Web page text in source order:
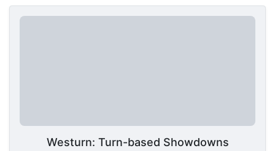
Westurn: Turn-based Showdowns